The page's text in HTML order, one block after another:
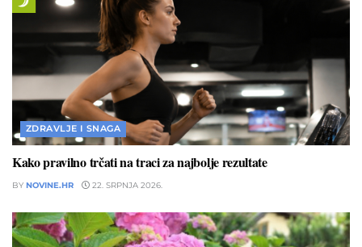
ZDRAVLJE I SNAGA
Kako pravilno trčati na traci za najbolje rezultate
BY NOVINE.HR 22. SRPNJA 2026.